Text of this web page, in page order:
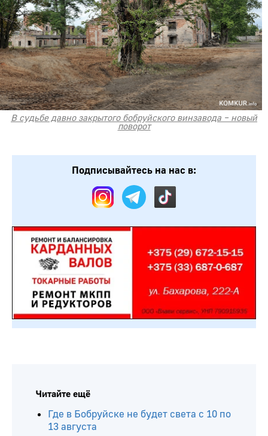
В судьбе давно закрытого бобруйского винзавода – новый
поворот
Подписывайтесь на нас в:
Читайте ещё
Где в Бобруйске не будет света с 10 по
13 августа